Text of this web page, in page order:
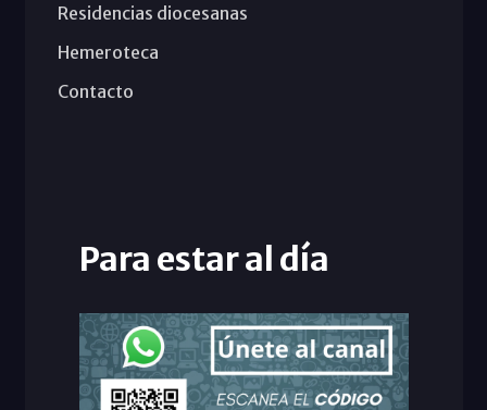
Residencias diocesanas
Hemeroteca
Contacto
Para estar al día